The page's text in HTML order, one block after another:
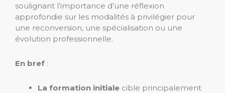
soulignant l’importance d’une réflexion
approfondie sur les modalités à privilégier pour
une reconversion, une spécialisation ou une
évolution professionnelle.
En bref :
La formation initiale cible principalement